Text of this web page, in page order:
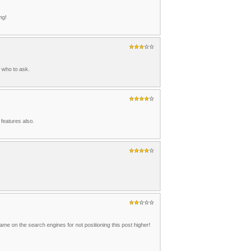
to ask.
also.
on the search engines for not positioning this post higher!